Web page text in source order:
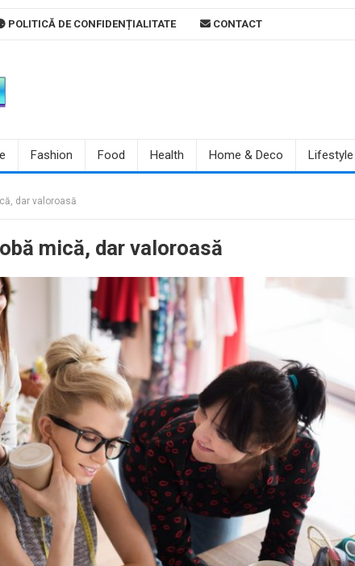
POLITICĂ DE CONFIDENȚIALITATE CONTACT
Fashion Food Health Home & Deco Lifestyle
dar valoroasă
mică, dar valoroasă